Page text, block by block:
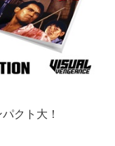
クト大！